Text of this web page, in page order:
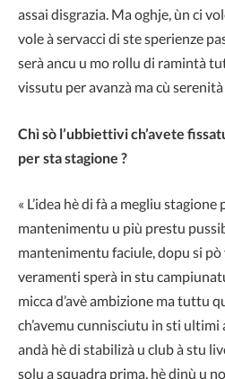
assai disgrazia. Ma oghje, ùn ci
vole à servacci di ste sperienze
serà ancu u mo rollu di ramintà
vissutu per avanzà ma cù serenità
Chì sò l’ubbiettivi ch’avete
per sta stagione ?
« L’idea hè di fà a megliu
mantenimentu u più prestu
mantenimentu faciule, dopu si pò
veramenti sperà in stu
micca d’avè ambizione ma tuttu
ch’avemu cunnisciutu in sti ultimi
andà hè di stabilizà u club à stu
solu a squadra prima, hè dinù u